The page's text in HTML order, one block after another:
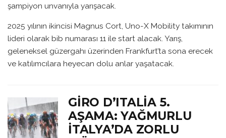
şampiyon unvanıyla yarışacak.
2025 yılının ikincisi Magnus Cort, Uno-X Mobility takımının
lideri olarak bib numarası 11 ile start alacak. Yarış,
geleneksel güzergahı üzerinden Frankfurt’ta sona erecek
ve katılımcılara heyecan dolu anlar yaşatacak.
GIRO D’ITALIA 5.
AŞAMA: YAĞMURLU
İTALYA’DA ZORLU